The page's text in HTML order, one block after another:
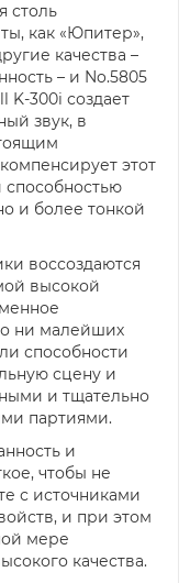
столь
как «Юпитер»,
качества –
– и No.5805
K-300i создает
звук, в
этот
способностью
и более тонкой
воссоздаются
высокой
ни малейших
способности
сцену и
и тщательно
партиями.
и
чтобы не
с источниками
и при этом
мере
качества.